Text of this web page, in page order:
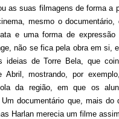
as suas filmagens de forma a
mesmo o documentário,
e uma forma de expressão
não se fica pela obra em si,
ideias de Torre Bela, que
Abril, mostrando, por
da região, em que os
documentário que, mais do
Harlan merecia um filme